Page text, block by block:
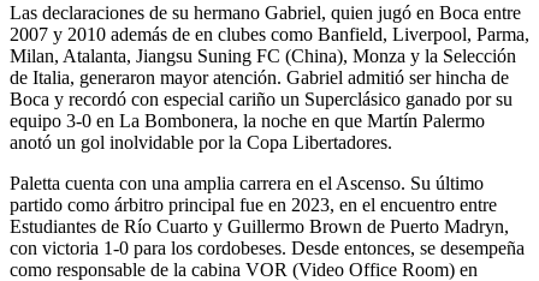
Las declaraciones de su hermano Gabriel, quien jugó en Boca entre
2007 y 2010 además de en clubes como Banfield, Liverpool, Parma,
Milan, Atalanta, Jiangsu Suning FC (China), Monza y la Selección
de Italia, generaron mayor atención. Gabriel admitió ser hincha de
Boca y recordó con especial cariño un Superclásico ganado por su
equipo 3-0 en La Bombonera, la noche en que Martín Palermo
anotó un gol inolvidable por la Copa Libertadores.
Paletta cuenta con una amplia carrera en el Ascenso. Su último
partido como árbitro principal fue en 2023, en el encuentro entre
Estudiantes de Río Cuarto y Guillermo Brown de Puerto Madryn,
con victoria 1-0 para los cordobeses. Desde entonces, se desempeña
como responsable de la cabina VOR (Video Office Room) en